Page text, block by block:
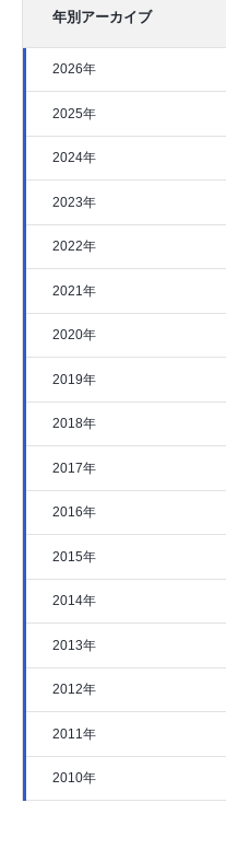
年別アーカイブ
2026年
2025年
2024年
2023年
2022年
2021年
2020年
2019年
2018年
2017年
2016年
2015年
2014年
2013年
2012年
2011年
2010年